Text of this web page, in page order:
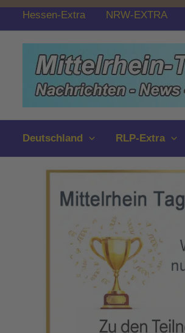
Zum
springen
Hessen-Extra NRW-EXTRA
Deutschland RLP-Extra